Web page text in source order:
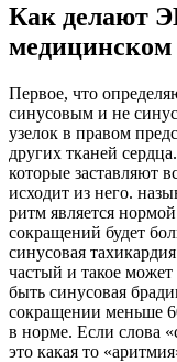
Как делают
медицинском
Первое, что
синусовым и не
узелок в правом
других тканей
которые заставляют
исходит из него.
ритм является
сокращений будет
синусовая
частый и такое
быть синусовая
сокращении меньше
в норме. Если слова
это какая то